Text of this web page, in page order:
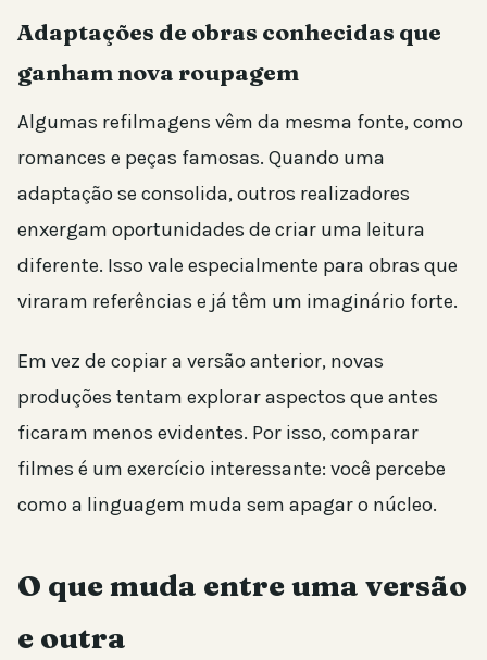
Adaptações de obras conhecidas que
ganham nova roupagem
Algumas refilmagens vêm da mesma fonte, como
romances e peças famosas. Quando uma
adaptação se consolida, outros realizadores
enxergam oportunidades de criar uma leitura
diferente. Isso vale especialmente para obras que
viraram referências e já têm um imaginário forte.
Em vez de copiar a versão anterior, novas
produções tentam explorar aspectos que antes
ficaram menos evidentes. Por isso, comparar
filmes é um exercício interessante: você percebe
como a linguagem muda sem apagar o núcleo.
O que muda entre uma versão
e outra